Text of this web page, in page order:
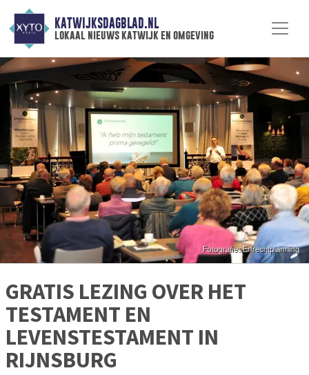
KATWIJKSDAGBLAD.NL
lokaal nieuws katwijk en omgeving
GRATIS LEZING OVER HET
TESTAMENT EN
LEVENSTESTAMENT IN
RIJNSBURG